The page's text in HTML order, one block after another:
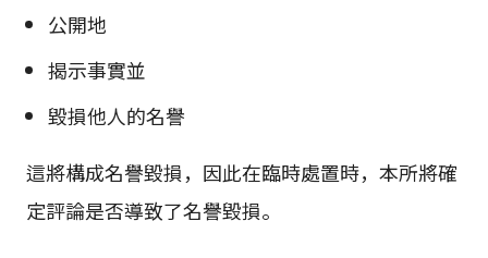
公開地
揭示事實並
毀損他人的名譽
這將構成名譽毀損，因此在臨時處置時，本所將確
定評論是否導致了名譽毀損。